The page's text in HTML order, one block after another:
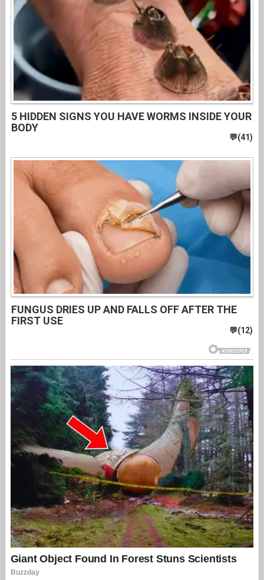
5 HIDDEN SIGNS YOU HAVE WORMS INSIDE YOUR
BODY
FUNGUS DRIES UP AND FALLS OFF AFTER THE
FIRST USE